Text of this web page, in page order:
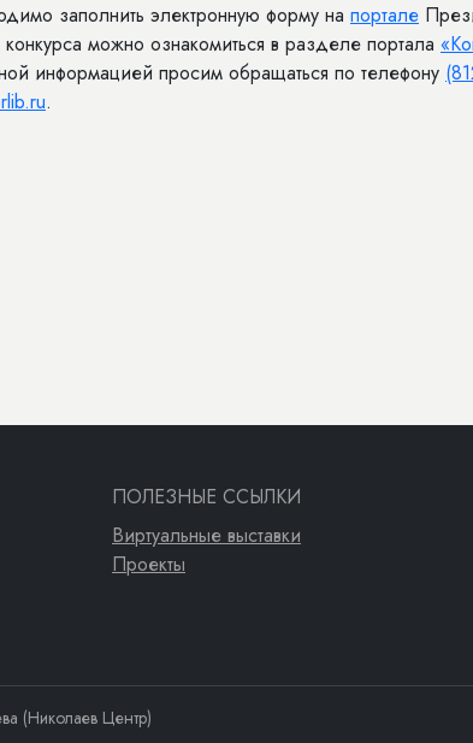
заполнить электронную форму на портале
можно ознакомиться в разделе портала
информацией просим обращаться по телефону
.
ПОЛЕЗНЫЕ ССЫЛКИ
Виртуальные выставки
Проекты
(Николаев Центр)